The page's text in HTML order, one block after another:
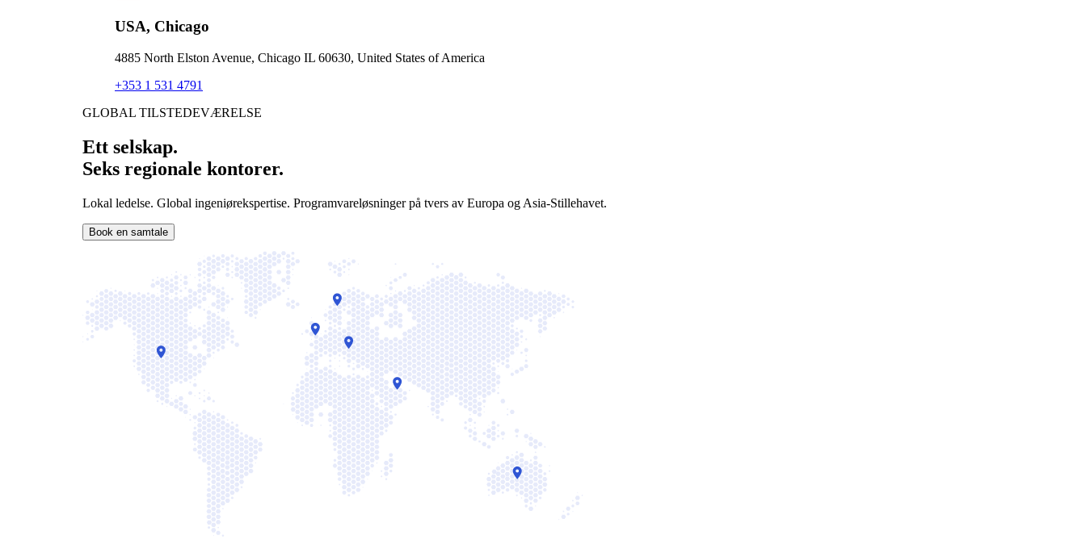
USA, Chicago
4885 North Elston Avenue, Chicago IL 60630, United States of America
+353 1 531 4791
GLOBAL TILSTEDEVÆRELSE
Ett selskap.
Seks regionale kontorer.
Lokal ledelse. Global ingeniørekspertise. Programvareløsninger på tvers av Europa og Asia-Stillehavet.
Book en samtale